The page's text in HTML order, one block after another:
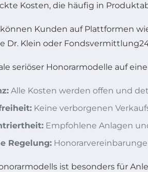
Kosten, die häufig in
Kunden auf Plattformen
Dr. Klein oder
seriöser Honorarmodelle auf
Alle Kosten werden offen und
Keine verborgenen
Empfohlene Anlagen
Regelung:
ist besonders für